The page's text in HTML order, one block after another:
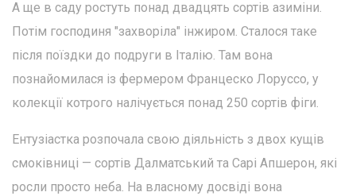
А ще в саду ростуть понад двадцять сортів азиміни.
Потім господиня "захворіла" інжиром. Сталося таке
після поїздки до подруги в Італію. Там вона
познайомилася із фермером Францеско Лоруссо, у
колекції котрого налічується понад 250 сортів фіги.
Ентузіастка розпочала свою діяльність з двох кущів
смоківниці — сортів Далматський та Сарі Апшерон, які
росли просто неба. На власному досвіді вона